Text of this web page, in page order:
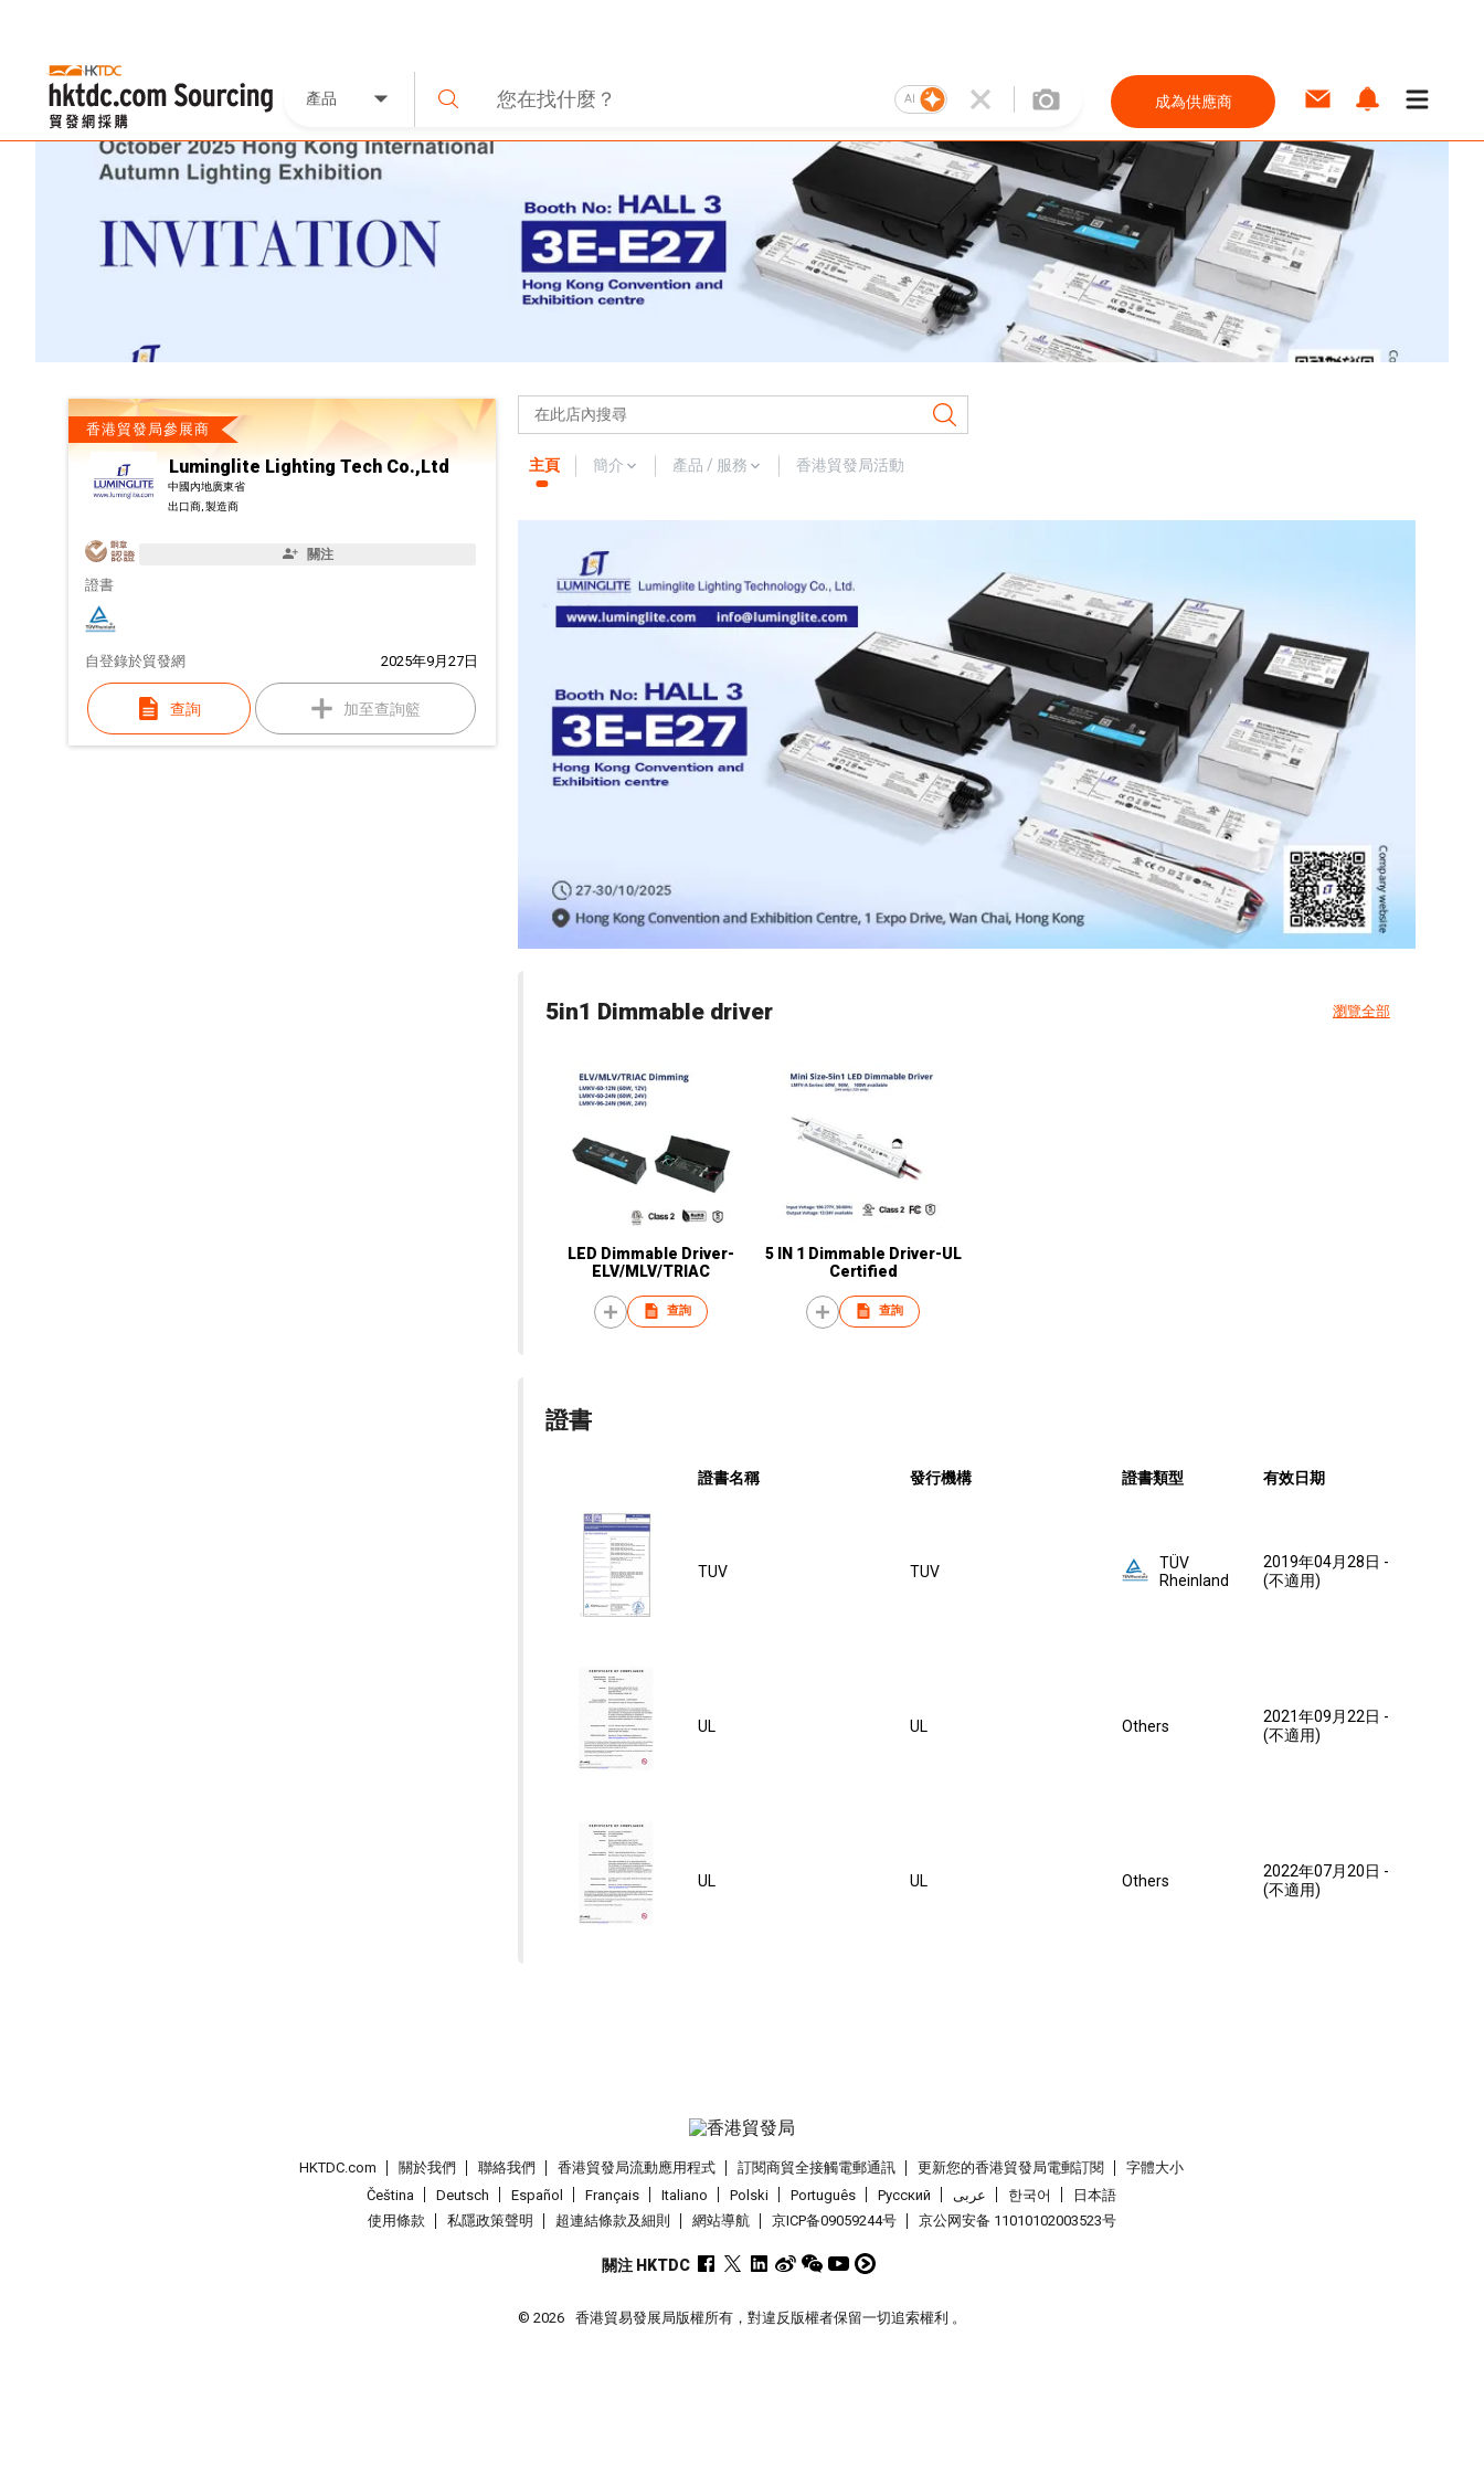
產品 AI 成為供應商
香港貿發局參展商
Luminglite Lighting Tech Co.,Ltd
中國內地廣東省
出口商, 製造商
關注
證書
自 2025年9月27日
登錄於貿發網
查詢 加至查詢籃
主頁 簡介 產品 / 服務 香港貿發局活動
5in1 Dimmable driver 瀏覽全部
LED Dimmable Driver-
ELV/MLV/TRIAC
查詢
5 IN 1 Dimmable Driver-UL
Certified
查詢
證書
證書名稱 發行機構 證書類型 有效日期
TUV TUV
TÜV
Rheinland
2019年04月28日 -
(不適用)
UL UL Others
2021年09月22日 -
(不適用)
UL UL Others
2022年07月20日 -
(不適用)
HKTDC.com 關於我們 聯絡我們 香港貿發局流動應用程式 訂閱商貿全接觸電郵通訊 更新您的香港貿發局電郵訂閱
字體大小
Čeština
Deutsch Español Français Italiano Polski Português Pусский عربى 한국어
日本語
使用條款
私隱政策聲明 超連結條款及細則 網站導航 京ICP备09059244号 京公网安备 11010102003523号
關注 HKTDC
© 2026 香港貿易發展局版權所有，對違反版權者保留一切追索權利 。